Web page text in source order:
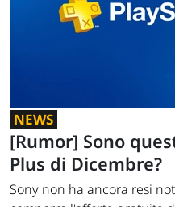
NEWS
[Rumor] Sono
Plus di Dicembre?
Sony non ha ancora resi